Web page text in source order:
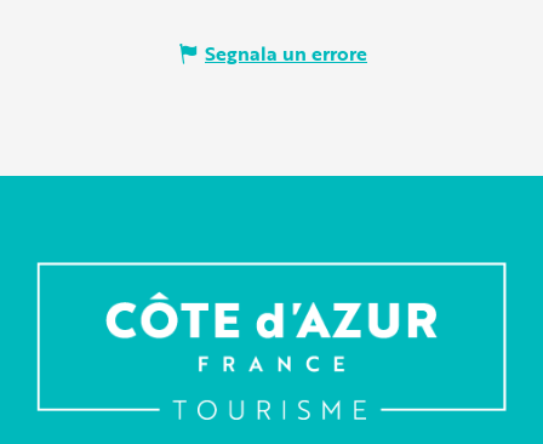
Segnala un errore